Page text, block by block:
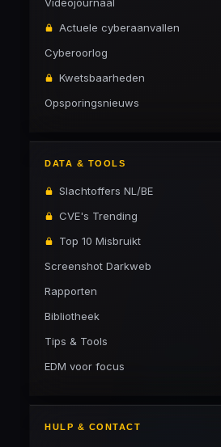
Actuele cyberaanvallen
Cyberoorlog
Kwetsbaarheden
Opsporingsnieuws
DATA & TOOLS
Slachtoffers NL/BE
CVE's Trending
Top 10 Misbruikt
Screenshot Darkweb
Rapporten
Bibliotheek
Tips & Tools
EDM voor focus
HULP & CONTACT